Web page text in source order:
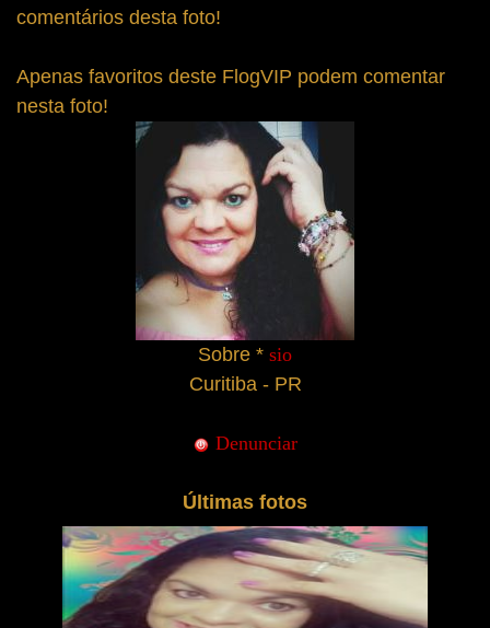
comentários desta foto!
Apenas favoritos deste FlogVIP podem comentar
nesta foto!
Sobre * sio
Curitiba - PR
Denunciar
Últimas fotos